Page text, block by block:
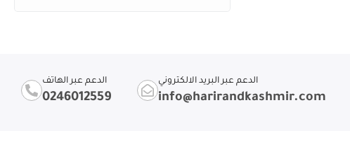
الدعم عبر البريد الالكتروني
info@harirandkashmir.com
الدعم عبر الهاتف
0246012559